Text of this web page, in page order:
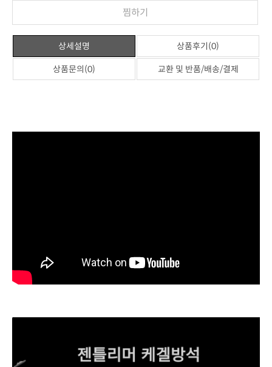
찜하기
상세설명 상품후기(0)
상품문의(0) 교환 및 반품/배송/결제